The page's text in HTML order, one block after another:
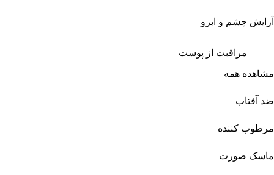
آرایش چشم و ابرو
مراقبت از پوست
مشاهده همه
ضد آفتاب
مرطوب کننده
ماسک صورت